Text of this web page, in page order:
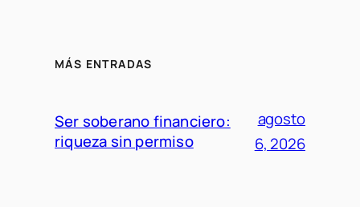
MÁS ENTRADAS
Ser soberano financiero:
riqueza sin permiso
agosto
6, 2026